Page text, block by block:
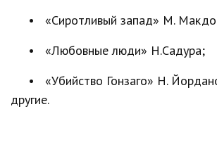
• «Сиротливый запад» М.
• «Любовные люди» Н.Садура;
• «Убийство Гонзаго» Н.
другие.